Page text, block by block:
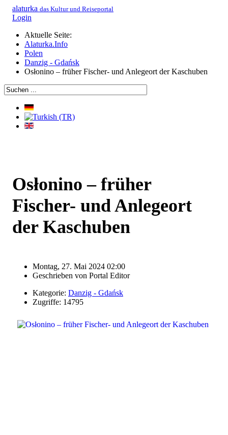
alaturka das Kultur und Reiseportal
Login
Aktuelle Seite:
Alaturka.Info
Polen
Danzig - Gdańsk
Osłonino – früher Fischer- und Anlegeort der Kaschuben
Osłonino – früher
Fischer- und Anlegeort
der Kaschuben
Montag, 27. Mai 2024 02:00
Geschrieben von Portal Editor
Kategorie: Danzig - Gdańsk
Zugriffe: 14795